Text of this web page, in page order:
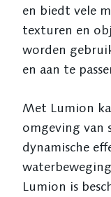
en biedt vele
texturen en
worden
en aan te
Met Lumion
omgeving van
dynamische
Lumion is